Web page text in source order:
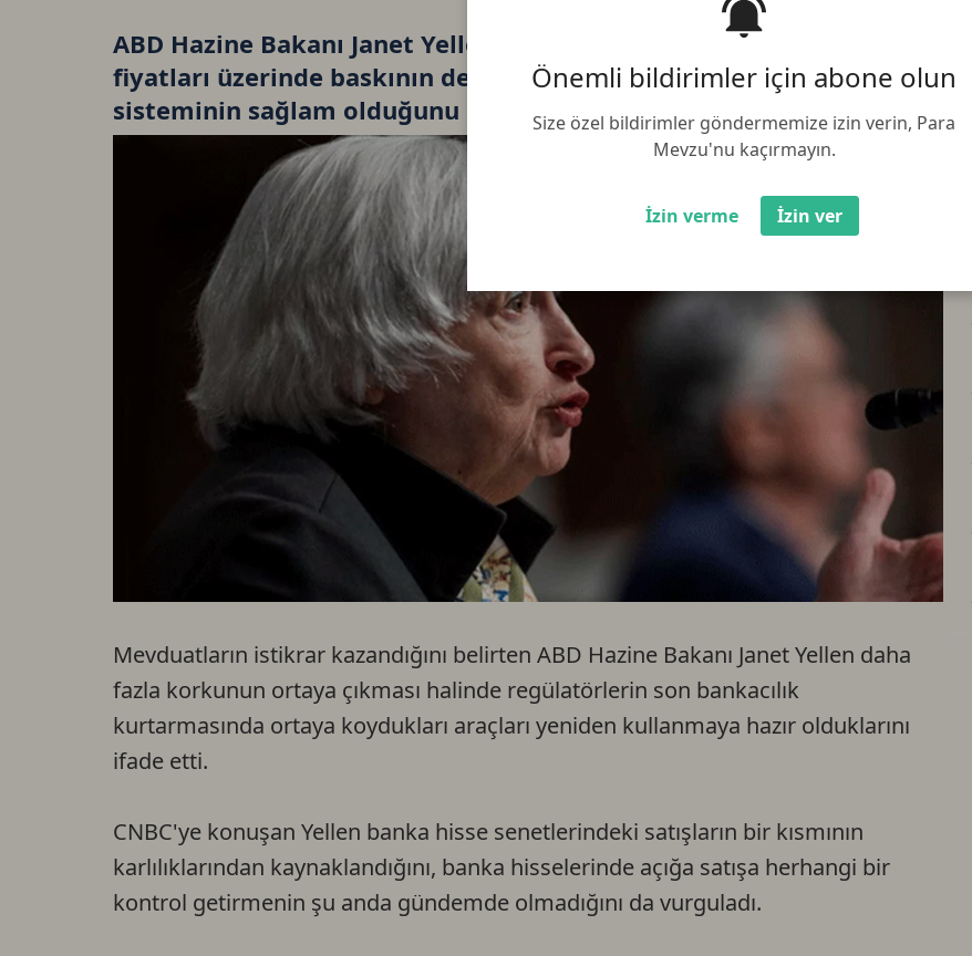
Önemli bildirimler için abone olun
Size özel bildirimler göndermemize izin verin, Para
Mevzu'nu kaçırmayın.
İzin verme İzin ver
ABD Hazine Bakanı Janet Yellen bazı bölgesel bankaların hisse
fiyatları üzerinde baskının devam ettiğini ancak bankacılık
sisteminin sağlam olduğunu söyledi
Mevduatların istikrar kazandığını belirten ABD Hazine Bakanı Janet Yellen daha
fazla korkunun ortaya çıkması halinde regülatörlerin son bankacılık
kurtarmasında ortaya koydukları araçları yeniden kullanmaya hazır olduklarını
ifade etti.
CNBC'ye konuşan Yellen banka hisse senetlerindeki satışların bir kısmının
karlılıklarından kaynaklandığını, banka hisselerinde açığa satışa herhangi bir
kontrol getirmenin şu anda gündemde olmadığını da vurguladı.